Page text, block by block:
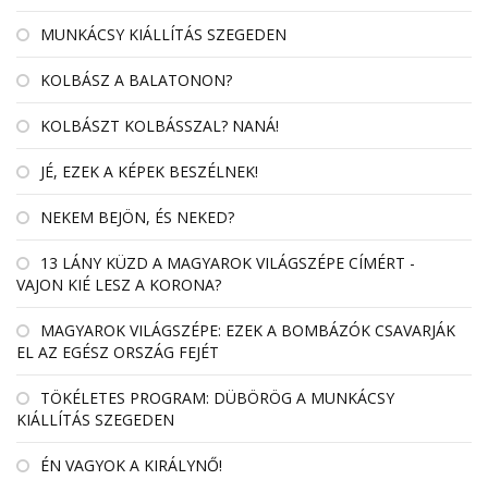
MUNKÁCSY KIÁLLÍTÁS SZEGEDEN
KOLBÁSZ A BALATONON?
KOLBÁSZT KOLBÁSSZAL? NANÁ!
JÉ, EZEK A KÉPEK BESZÉLNEK!
NEKEM BEJÖN, ÉS NEKED?
13 LÁNY KÜZD A MAGYAROK VILÁGSZÉPE CÍMÉRT -
VAJON KIÉ LESZ A KORONA?
MAGYAROK VILÁGSZÉPE: EZEK A BOMBÁZÓK CSAVARJÁK
EL AZ EGÉSZ ORSZÁG FEJÉT
TÖKÉLETES PROGRAM: DÜBÖRÖG A MUNKÁCSY
KIÁLLÍTÁS SZEGEDEN
ÉN VAGYOK A KIRÁLYNŐ!